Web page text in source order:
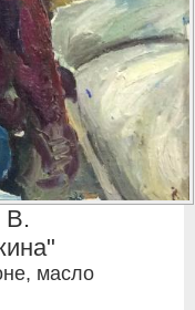
В.
масло